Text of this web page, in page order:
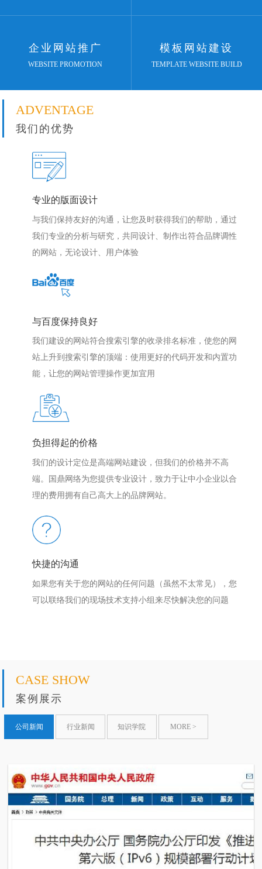
企业网站推广
WEBSITE PROMOTION
模板网站建设
TEMPLATE WEBSITE BUILD
ADVENTAGE
我们的优势
专业的版面设计
与我们保持友好的沟通，让您及时获得我们的帮助，通过
我们专业的分析与研究，共同设计、制作出符合品牌调性
的网站，无论设计、用户体验
与百度保持良好
我们建设的网站符合搜索引擎的收录排名标准，使您的网
站上升到搜索引擎的顶端：使用更好的代码开发和内置功
能，让您的网站管理操作更加宜用
负担得起的价格
我们的设计定位是高端网站建设，但我们的价格并不高
端。国鼎网络为您提供专业设计，致力于让中小企业以合
理的费用拥有自己高大上的品牌网站。
快捷的沟通
如果您有关于您的网站的任何问题（虽然不太常见），您
可以联络我们的现场技术支持小组来尽快解决您的问题
CASE SHOW
案例展示
公司新闻 行业新闻 知识学院 MORE >